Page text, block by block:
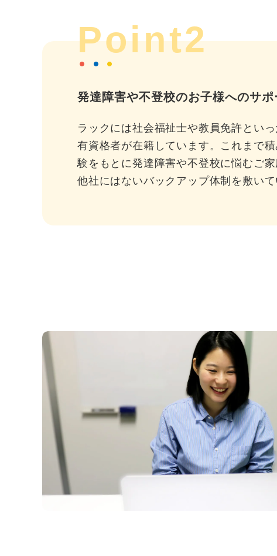
Point2
発達障害や不登校のお子様へのサポ
ラックには社会福祉士や教員免許とい
有資格者が在籍しています。これまで
験をもとに発達障害や不登校に悩むご家
他社にはないバックアップ体制を敷いて